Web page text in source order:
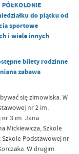
do piątku od
sportowe
i wiele innych
bilety rodzinne
zabawa
się zimowiska. W
nr 2 im.
3 im. Jana
Mickiewicza, Szkole
Podstawowej nr
W drugim